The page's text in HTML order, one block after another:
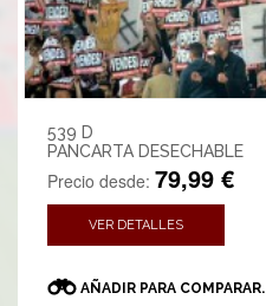
539 D
PANCARTA DESECHABLE
Precio desde: 79,99 €
VER DETALLES
AÑADIR PARA COMPARAR.